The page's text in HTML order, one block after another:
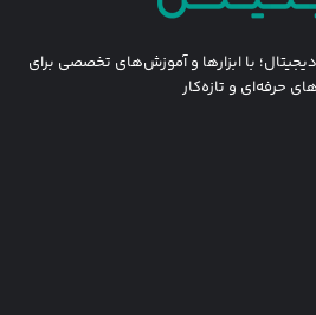
با ابزارها و آموزش‌های تخصصی برای
حرفه‌ای و تازه‌کار